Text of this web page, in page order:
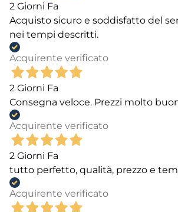
2 Giorni Fa
Acquisto sicuro e soddisfatto del
nei tempi descritti.
Acquirente verificato
2 Giorni Fa
Consegna veloce. Prezzi molto
Acquirente verificato
2 Giorni Fa
tutto perfetto, qualità, prezzo e
Acquirente verificato